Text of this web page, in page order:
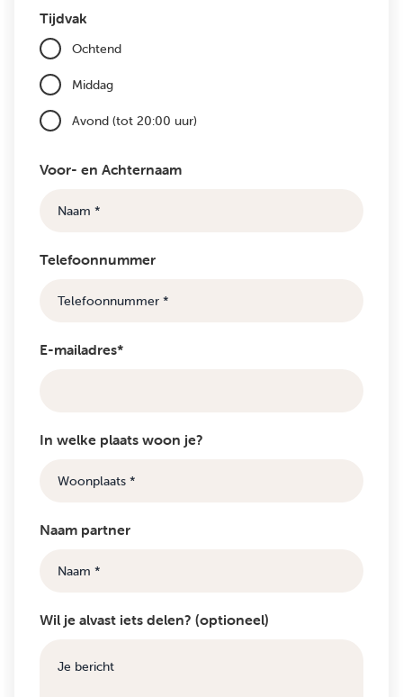
Tijdvak
Ochtend
Middag
Avond (tot 20:00 uur)
Voor- en Achternaam
Telefoonnummer
E-mailadres*
In welke plaats woon je?
Naam partner
Wil je alvast iets delen? (optioneel)